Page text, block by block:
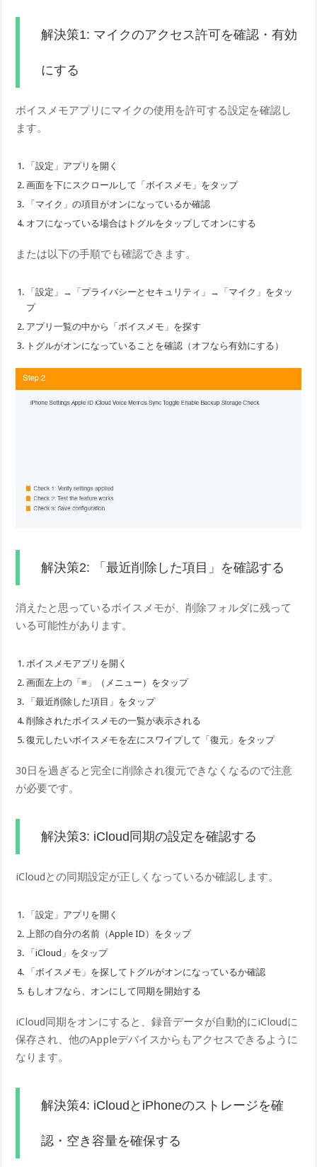
解決策1: マイクのアクセス許可を確認・有効
にする
ボイスメモアプリにマイクの使用を許可する設定を確認し
ます。
「設定」アプリを開く
画面を下にスクロールして「ボイスメモ」をタップ
「マイク」の項目がオンになっているか確認
オフになっている場合はトグルをタップしてオンにする
または以下の手順でも確認できます。
「設定」→「プライバシーとセキュリティ」→「マイク」をタッ
プ
アプリ一覧の中から「ボイスメモ」を探す
トグルがオンになっていることを確認（オフなら有効にする）
解決策2: 「最近削除した項目」を確認する
消えたと思っているボイスメモが、削除フォルダに残って
いる可能性があります。
ボイスメモアプリを開く
画面左上の「≡」（メニュー）をタップ
「最近削除した項目」をタップ
削除されたボイスメモの一覧が表示される
復元したいボイスメモを左にスワイプして「復元」をタップ
30日を過ぎると完全に削除され復元できなくなるので注意
が必要です。
解決策3: iCloud同期の設定を確認する
iCloudとの同期設定が正しくなっているか確認します。
「設定」アプリを開く
上部の自分の名前（Apple ID）をタップ
「iCloud」をタップ
「ボイスメモ」を探してトグルがオンになっているか確認
もしオフなら、オンにして同期を開始する
iCloud同期をオンにすると、録音データが自動的にiCloudに
保存され、他のAppleデバイスからもアクセスできるように
なります。
解決策4: iCloudとiPhoneのストレージを確
認・空き容量を確保する